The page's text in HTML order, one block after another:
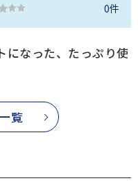
0件
になった、たっぷり使
覧